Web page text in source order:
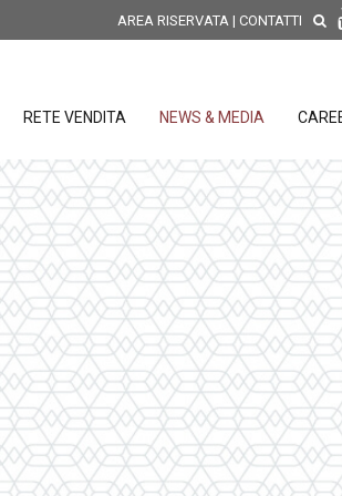
AREA RISERVATA | CONTATTI
SCOPRI LE NOVITÀ DI
PRODOTTO
CONDIZIONI GENERALI DI
DI GARANZIA
RETE VENDITA NEWS & MEDIA